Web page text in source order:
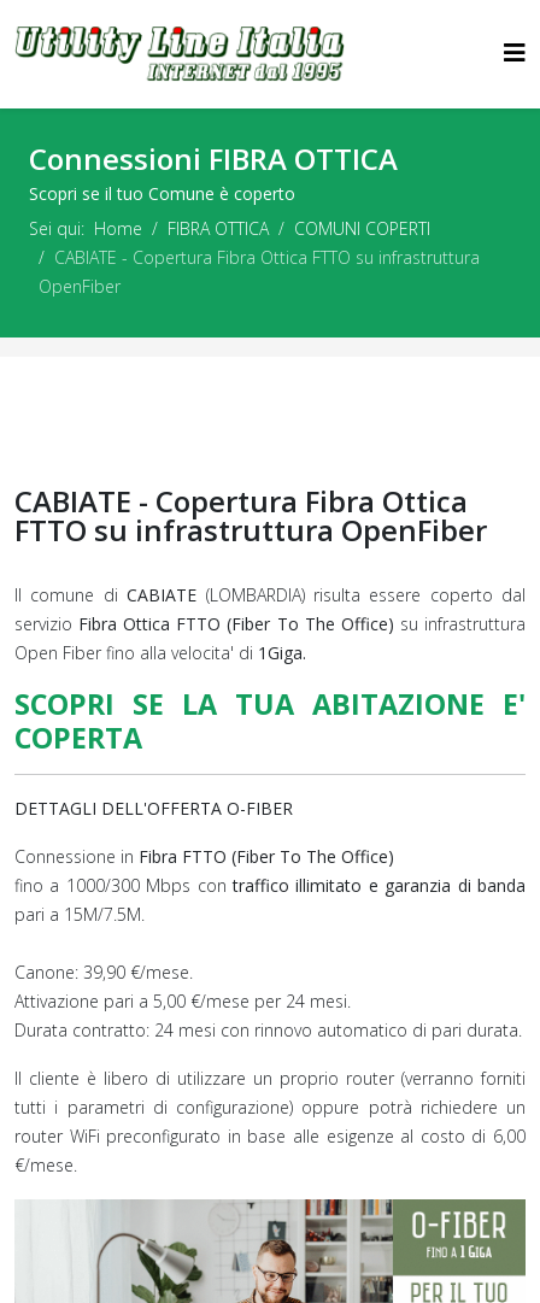
Connessioni FIBRA OTTICA
Scopri se il tuo Comune è coperto
Sei qui: Home FIBRA OTTICA
COMUNI COPERTI
CABIATE - Copertura Fibra Ottica FTTO su infrastruttura
OpenFiber
CABIATE - Copertura Fibra Ottica
FTTO su infrastruttura OpenFiber
Il comune diCABIATE (LOMBARDIA) risulta essere coperto dal
servizio Fibra Ottica FTTO (Fiber To The Office) su infrastruttura
Open Fiber fino alla velocita' di 1Giga.
SCOPRI SE LA TUA ABITAZIONE E'
COPERTA
DETTAGLI DELL'OFFERTA O-FIBER
Connessione in Fibra FTTO (Fiber To The Office)
fino a 1000/300 Mbps con traffico illimitato e garanzia di banda
pari a 15M/7.5M.
Canone: 39,90 €/mese.
Attivazione pari a 5,00 €/mese per 24 mesi.
Durata contratto: 24 mesi con rinnovo automatico di pari durata.
Il cliente è libero di utilizzare un proprio router (verranno forniti
tutti i parametri di configurazione) oppure potrà richiedere un
router WiFi preconfigurato in base alle esigenze al costo di 6,00
€/mese.